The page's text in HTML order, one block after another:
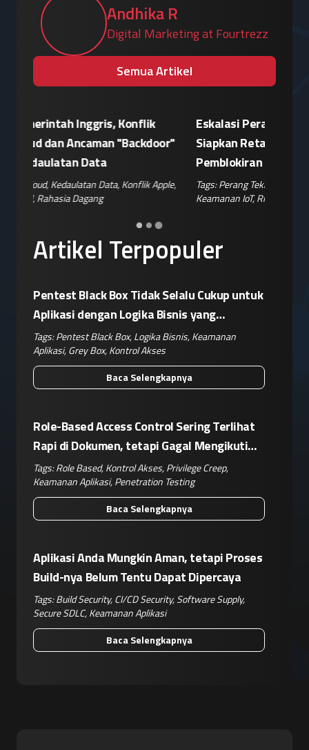
Andhika R
Digital Marketing at Fourtrezz
Semua Artikel
Artikel Terpopuler
Pentest Black Box Tidak Selalu Cukup untuk
Aplikasi dengan Logika Bisnis yang
Kompleks
Tags:Pentest Black Box,Logika Bisnis,Keamanan
Aplikasi,Grey Box,Kontrol Akses
Baca Selengkapnya
Role-Based Access Control Sering Terlihat
Rapi di Dokumen, tetapi Gagal Mengikuti
Operasional Nyata
Tags:Role Based,Kontrol Akses,Privilege Creep,
Keamanan Aplikasi,Penetration Testing
Baca Selengkapnya
Aplikasi Anda Mungkin Aman, tetapi Proses
Build-nya Belum Tentu Dapat Dipercaya
Tags:Build Security,CI/CD Security,Software Supply,
Secure SDLC,Keamanan Aplikasi
Baca Selengkapnya
Patroli Siber Polda Metro Jaya Netralisir
Kampanye Disinformasi Hoaks di TikTok
Jelang 17 Agustus
Tags:Disinformasi TikTok,Patroli Siber
Penanganan
Hoaks,Risiko Digital